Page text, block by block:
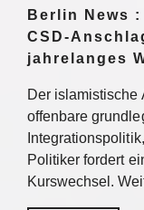
Berlin News
CSD-
jahrelanges
Der islamistische
offenbare
Politiker fordert
Kurswechsel.